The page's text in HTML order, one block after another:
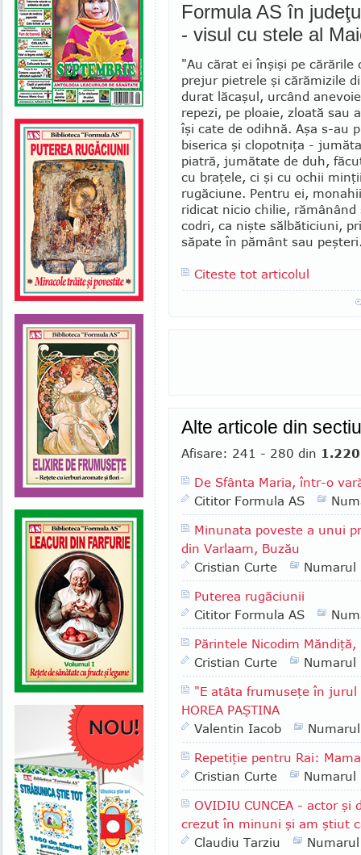
Formula AS în
- visul cu stele al
"Au cărat ei înşişi pe
prejur pietrele şi cărămizile
durat lăcaşul, urcând
repezi, pe ploaie, zloată sau
îşi cate de odihnă. Aşa s-au
biserica şi clo­pot­niţa -
piatră, jumătate de duh,
cu braţele, ci şi cu ochii
rugăciune. Pentru ei,
ridicat nicio chilie, rămânând
codri, ca nişte sălbăticiuni,
săpate în pământ sau
Citeste tot articolul
Alte articole din
Afisare: 241 - 280 din 1.220
De Sfânta Maria, într-o
Cititor Formula AS
Minunata poveste a unui
din Varlaam, Buzău
Cristian Curte
Numarul
Puterea rugăciunii
Cititor Formula AS
Părintele Nicodim
Cristian Curte
Numarul
"E atâta frumuseţe în
HOREA PAŞTINA
Valentin Iacob
Repetiţie pentru Rai:
Cristian Curte
Numarul
OVIDIU CUNCEA - actor
crezut în minuni şi am ştiut
Claudiu Tarziu